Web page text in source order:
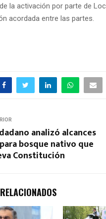
la activación por parte de
acordada entre las partes.
analizó alcances
bosque nativo que
Constitución